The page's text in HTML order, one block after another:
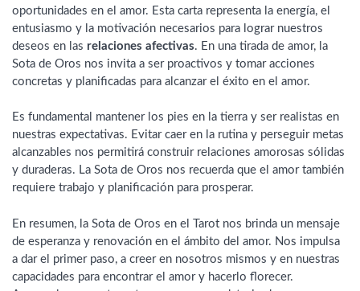
oportunidades en el amor. Esta carta representa la energía, el
entusiasmo y la motivación necesarios para lograr nuestros
deseos en las relaciones afectivas. En una tirada de amor, la
Sota de Oros nos invita a ser proactivos y tomar acciones
concretas y planificadas para alcanzar el éxito en el amor.
Es fundamental mantener los pies en la tierra y ser realistas en
nuestras expectativas. Evitar caer en la rutina y perseguir metas
alcanzables nos permitirá construir relaciones amorosas sólidas
y duraderas. La Sota de Oros nos recuerda que el amor también
requiere trabajo y planificación para prosperar.
En resumen, la Sota de Oros en el Tarot nos brinda un mensaje
de esperanza y renovación en el ámbito del amor. Nos impulsa
a dar el primer paso, a creer en nosotros mismos y en nuestras
capacidades para encontrar el amor y hacerlo florecer.